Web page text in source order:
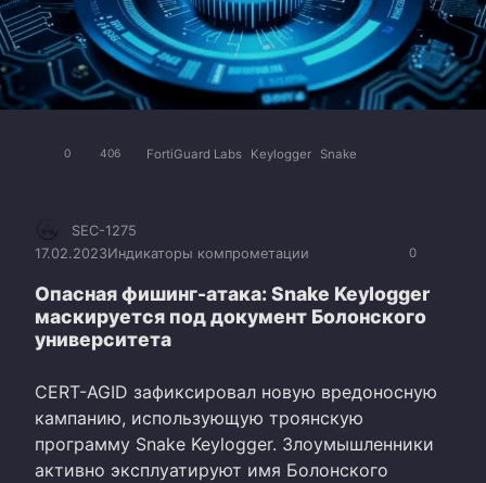
0 406 FortiGuard Labs Keylogger Snake
0
SEC-1275
17.02.2023Индикаторы компрометации
Опасная фишинг-атака: Snake Keylogger
маскируется под документ Болонского
университета
CERT-AGID зафиксировал новую вредоносную
кампанию, использующую троянскую
программу Snake Keylogger. Злоумышленники
активно эксплуатируют имя Болонского